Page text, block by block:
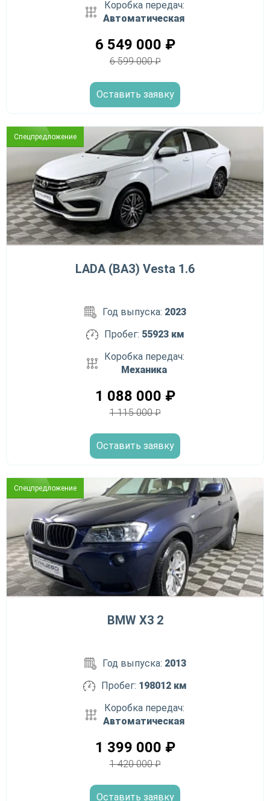
Коробка передач:
Автоматическая
6 549 000 ₽
6 599 000₽
Оставить заявку
Спецпредложение
LADA (ВАЗ) Vesta 1.6
Год выпуска: 2023
Пробег: 55923 км
Коробка передач:
Механика
1 088 000 ₽
1 115 000₽
Оставить заявку
Спецпредложение
BMW X3 2
Год выпуска: 2013
Пробег: 198012 км
Коробка передач:
Автоматическая
1 399 000 ₽
1 420 000₽
Оставить заявку